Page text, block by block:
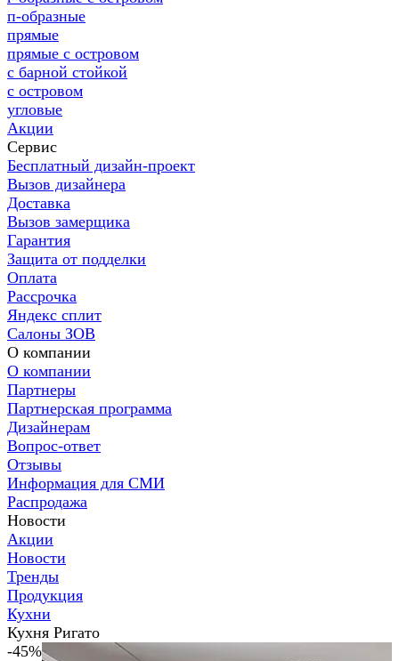
п-образные
прямые
прямые с островом
с барной стойкой
с островом
угловые
Акции
Сервис
Бесплатный дизайн-проект
Вызов дизайнера
Доставка
Вызов замерщика
Гарантия
Защита от подделки
Оплата
Рассрочка
Яндекс сплит
Салоны ЗОВ
О компании
О компании
Партнеры
Партнерская программа
Дизайнерам
Вопрос-ответ
Отзывы
Информация для СМИ
Распродажа
Новости
Акции
Новости
Тренды
Продукция
Кухни
Кухня Ригато
-45%